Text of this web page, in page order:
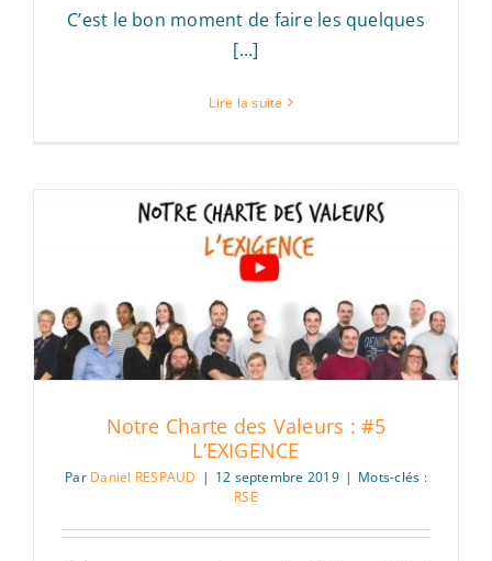
C’est le bon moment de faire les quelques
[...]
Lire la suite
Notre Charte des Valeurs : #5
L’EXIGENCE
Par Daniel RESPAUD | 12 septembre 2019 | Mots-clés :
RSE